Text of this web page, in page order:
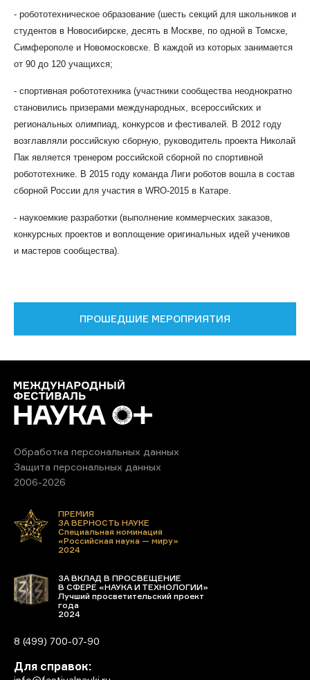
- робототехническое образование (шесть секций для школьников и
студентов в Новосибирске, десять в Москве, по одной в Томске,
Симферополе и Новомосковске. В каждой из которых занимается
от 90 до 120 учащихся;
- спортивная робототехника (участники сообщества неоднократно
становились призерами международных, всероссийских и
региональных олимпиад, конкурсов и фестивалей. В 2012 году
возглавляли российскую сборную, руководитель проекта Николай
Пак является тренером российской сборной по спортивной
робототехнике. В 2015 году команда Лиги роботов вошла в состав
сборной России для участия в WRO-2015 в Катаре.
- наукоемкие разработки (выполнение коммерческих заказов,
конкурсных проектов и воплощение оригинальных идей учеников
и мастеров сообщества).
ПРОШЕДШИЕ МЕРОПРИЯТИЯ
Обработка персональных данных
Защита персональных данных
2006-2026
ПРЕМИЯ
ЗА ВЕРНОСТЬ НАУКЕ
Специальная номинация
«Российская наука — миру»
2024
ЗА ВКЛАД В ПРОСВЕЩЕНИЕ
В СФЕРЕ «НАУКА И ТЕХНОЛОГИИ»
Лучший просветительский проект
года
2024
8 (499) 700-07-90
Для справок: